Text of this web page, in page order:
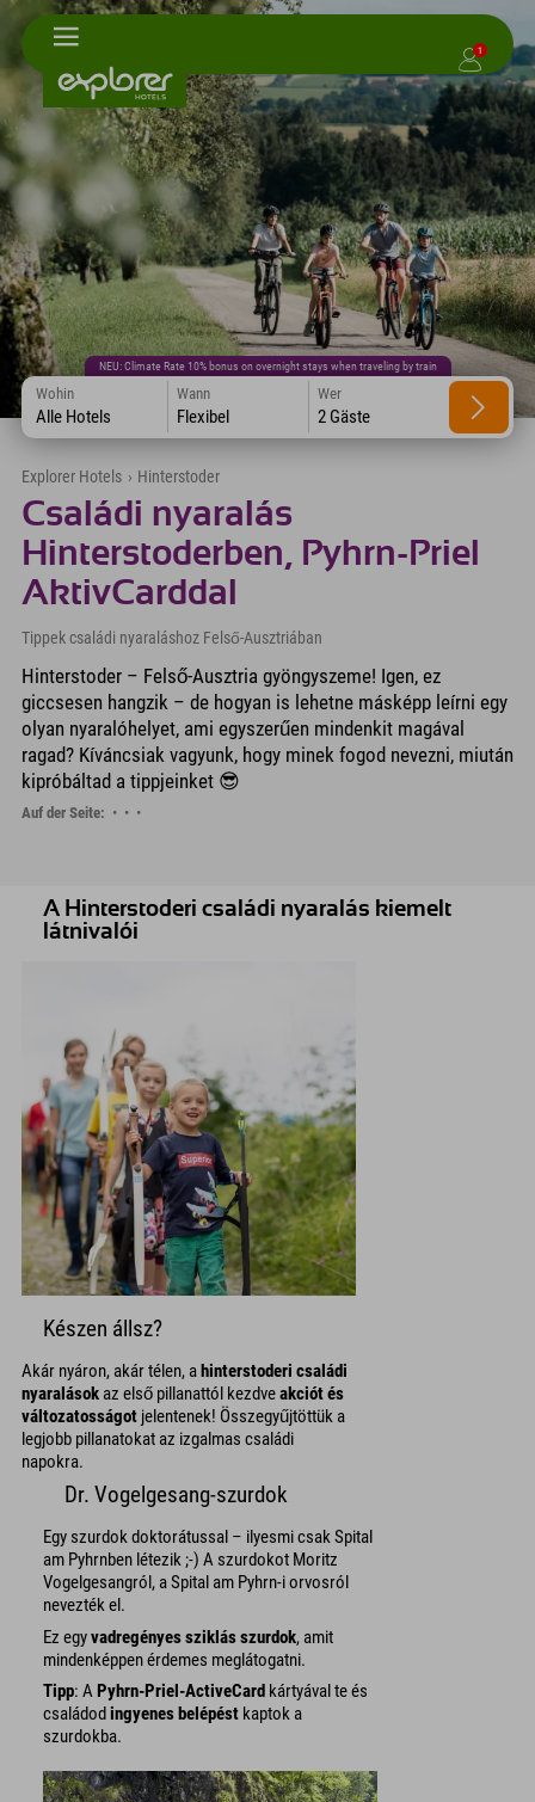
1
NEU: Climate Rate 10% bonus on overnight stays when traveling by train
Wohin
Alle Hotels
Wann
Flexibel
Wer
2 Gäste
Explorer Hotels › Hinterstoder
Családi nyaralás
Hinterstoderben, Pyhrn-Priel
AktivCarddal
Tippek családi nyaraláshoz Felső-Ausztriában
Hinterstoder – Felső-Ausztria gyöngyszeme! Igen, ez
giccsesen hangzik – de hogyan is lehetne másképp leírni egy
olyan nyaralóhelyet, ami egyszerűen mindenkit magával
ragad? Kíváncsiak vagyunk, hogy minek fogod nevezni, miután
kipróbáltad a tippjeinket 😎
Auf der Seite:
A Hinterstoderi családi nyaralás kiemelt
látnivalói
Készen állsz?
Akár nyáron, akár télen, ahinterstoderi családi
nyaralások az első pillanattól kezdveakciót és
változatosságot jelentenek! Összegyűjtöttük a
legjobb pillanatokat az izgalmas családi
napokra.
Dr. Vogelgesang-szurdok
Egy szurdok doktorátussal – ilyesmi csak Spital
am Pyhrnben létezik ;-) A szurdokot Moritz
Vogelgesangról, a Spital am Pyhrn-i orvosról
nevezték el.
Ez egyvadregényes sziklás szurdok, amit
mindenképpen érdemes meglátogatni.
Tipp: APyhrn-Priel-ActiveCard kártyával te és
családodingyenes belépést kaptok a
szurdokba.